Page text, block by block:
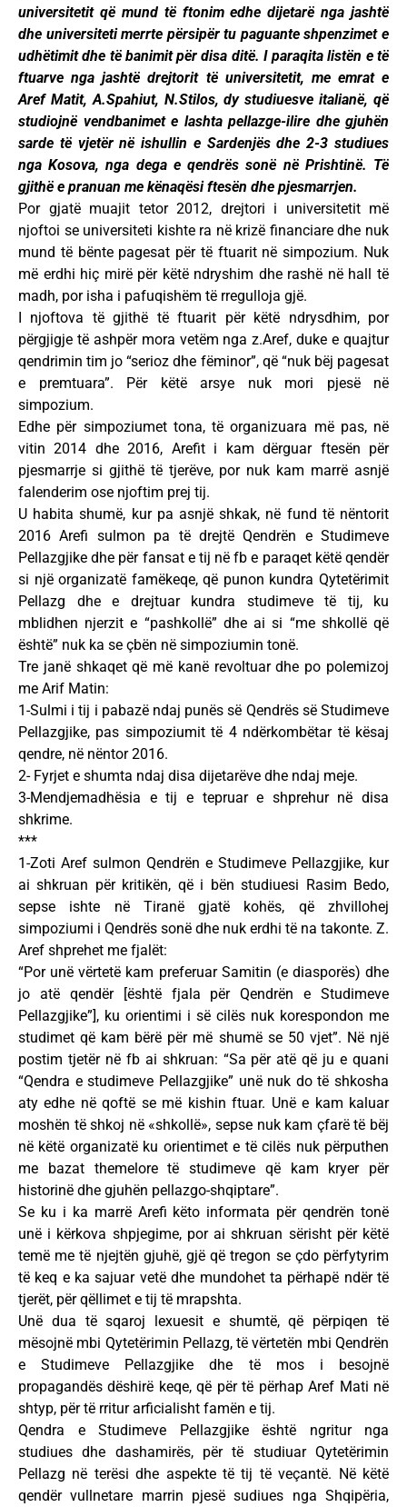
universitetit që mund të ftonim edhe dijetarë nga jashtë
dhe universiteti merrte përsipër tu paguante shpenzimet e
udhëtimit dhe të banimit për disa ditë. I paraqita listën e të
ftuarve nga jashtë drejtorit të universitetit, me emrat e
Aref Matit, A.Spahiut, N.Stilos, dy studiuesve italianë, që
studiojnë vendbanimet e lashta pellazge-ilire dhe gjuhën
sarde të vjetër në ishullin e Sardenjës dhe 2-3 studiues
nga Kosova, nga dega e qendrës sonë në Prishtinë. Të
gjithë e pranuan me kënaqësi ftesën dhe pjesmarrjen.
Por gjatë muajit tetor 2012, drejtori i universitetit më
njoftoi se universiteti kishte ra në krizë financiare dhe nuk
mund të bënte pagesat për të ftuarit në simpozium. Nuk
më erdhi hiç mirë për këtë ndryshim dhe rashë në hall të
madh, por isha i pafuqishëm të rregulloja gjë.
I njoftova të gjithë të ftuarit për këtë ndrysdhim, por
përgjigje të ashpër mora vetëm nga z.Aref, duke e quajtur
qendrimin tim jo “serioz dhe fëminor”, që “nuk bëj pagesat
e premtuara”. Për këtë arsye nuk mori pjesë në
simpozium.
Edhe për simpoziumet tona, të organizuara më pas, në
vitin 2014 dhe 2016, Arefit i kam dërguar ftesën për
pjesmarrje si gjithë të tjerëve, por nuk kam marrë asnjë
falenderim ose njoftim prej tij.
U habita shumë, kur pa asnjë shkak, në fund të nëntorit
2016 Arefi sulmon pa të drejtë Qendrën e Studimeve
Pellazgjike dhe për fansat e tij në fb e paraqet këtë qendër
si një organizatë famëkeqe, që punon kundra Qytetërimit
Pellazg dhe e drejtuar kundra studimeve të tij, ku
mblidhen njerzit e “pashkollë” dhe ai si “me shkollë që
është” nuk ka se çbën në simpoziumin tonë.
Tre janë shkaqet që më kanë revoltuar dhe po polemizoj
me Arif Matin:
1-Sulmi i tij i pabazë ndaj punës së Qendrës së Studimeve
Pellazgjike, pas simpoziumit të 4 ndërkombëtar të kësaj
qendre, në nëntor 2016.
2- Fyrjet e shumta ndaj disa dijetarëve dhe ndaj meje.
3-Mendjemadhësia e tij e tepruar e shprehur në disa
shkrime.
***
1-Zoti Aref sulmon Qendrën e Studimeve Pellazgjike, kur
ai shkruan për kritikën, që i bën studiuesi Rasim Bedo,
sepse ishte në Tiranë gjatë kohës, që zhvillohej
simpoziumi i Qendrës sonë dhe nuk erdhi të na takonte. Z.
Aref shprehet me fjalët:
“Por unë vërtetë kam preferuar Samitin (e diasporës) dhe
jo atë qendër [është fjala për Qendrën e Studimeve
Pellazgjike”], ku orientimi i së cilës nuk korespondon me
studimet që kam bërë për më shumë se 50 vjet”. Në një
postim tjetër në fb ai shkruan: “Sa për atë që ju e quani
“Qendra e studimeve Pellazgjike” unë nuk do të shkosha
aty edhe në qoftë se më kishin ftuar. Unë e kam kaluar
moshën të shkoj në «shkollë», sepse nuk kam çfarë të bëj
në këtë organizatë ku orientimet e të cilës nuk përputhen
me bazat themelore të studimeve që kam kryer për
historinë dhe gjuhën pellazgo-shqiptare”.
Se ku i ka marrë Arefi këto informata për qendrën tonë
unë i kërkova shpjegime, por ai shkruan sërisht për këtë
temë me të njejtën gjuhë, gjë që tregon se çdo përfytyrim
të keq e ka sajuar vetë dhe mundohet ta përhapë ndër të
tjerët, për qëllimet e tij të mrapshta.
Unë dua të sqaroj lexuesit e shumtë, që përpiqen të
mësojnë mbi Qytetërimin Pellazg, të vërtetën mbi Qendrën
e Studimeve Pellazgjike dhe të mos i besojnë
propagandës dëshirë keqe, që për të përhap Aref Mati në
shtyp, për të rritur arficialisht famën e tij.
Qendra e Studimeve Pellazgjike është ngritur nga
studiues dhe dashamirës, për të studiuar Qytetërimin
Pellazg në terësi dhe aspekte të tij të veçantë. Në këtë
qendër vullnetare marrin pjesë sudiues nga Shqipëria,